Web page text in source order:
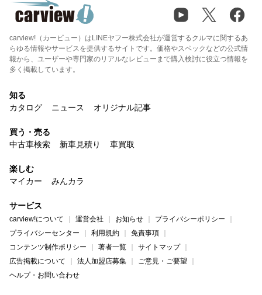
carview!（カービュー）はLINEヤフー株式会社が運営するクルマに関するあ
らゆる情報やサービスを提供するサイトです。価格やスペックなどの公式情
報から、ユーザーや専門家のリアルなレビューまで購入検討に役立つ情報を
多く掲載しています。
知る
カタログ
ニュース オリジナル記事
買う・売る
中古車検索
新車見積り 車買取
楽しむ
マイカー
みんカラ
サービス
carview!について 運営会社 お知らせ
プライバシーポリシー
プライバシーセンター
利用規約
免責事項
コンテンツ制作ポリシー
著者一覧
サイトマップ
広告掲載について
法人加盟店募集
ご意見・ご要望
ヘルプ・お問い合わせ